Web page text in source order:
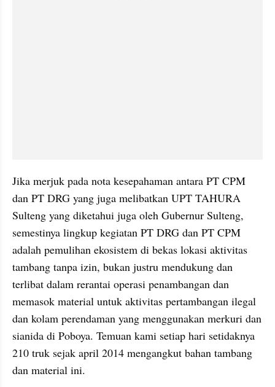
Jika merjuk pada nota kesepahaman antara PT CPM
dan PT DRG yang juga melibatkan UPT TAHURA
Sulteng yang diketahui juga oleh Gubernur Sulteng,
semestinya lingkup kegiatan PT DRG dan PT CPM
adalah pemulihan ekosistem di bekas lokasi aktivitas
tambang tanpa izin, bukan justru mendukung dan
terlibat dalam rerantai operasi penambangan dan
memasok material untuk aktivitas pertambangan ilegal
dan kolam perendaman yang menggunakan merkuri dan
sianida di Poboya. Temuan kami setiap hari setidaknya
210 truk sejak april 2014 mengangkut bahan tambang
dan material ini.